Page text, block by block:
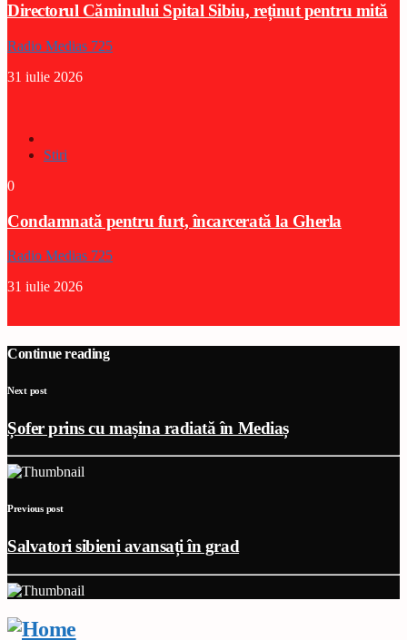
Directorul Căminului Spital Sibiu, reținut pentru mită
Radio Medias 725
31 iulie 2026
Stiri
0
Condamnată pentru furt, încarcerată la Gherla
Radio Medias 725
31 iulie 2026
Continue reading
Next post
Șofer prins cu mașina radiată în Mediaș
Previous post
Salvatori sibieni avansați în grad